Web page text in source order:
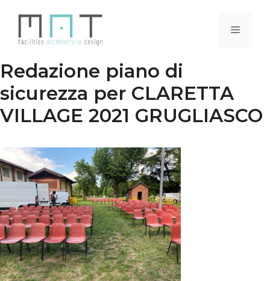
contenuto
Menu
Redazione piano di
sicurezza per CLARETTA
VILLAGE 2021 GRUGLIASCO